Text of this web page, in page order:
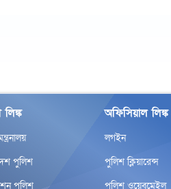
পুলিশ
পুলিশ
অফিসিয়াল লিঙ্ক
লগইন
পুলিশ ক্লিয়ারেন্স
পুলিশ ওয়েবমেইল